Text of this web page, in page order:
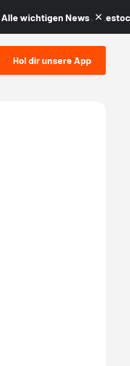
Alle wichtigen News &
Hol dir unsere App